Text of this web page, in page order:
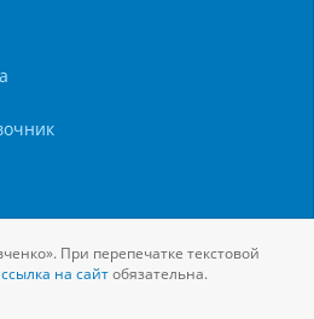
При перепечатке текстовой
ссылка на сайтобязательна.